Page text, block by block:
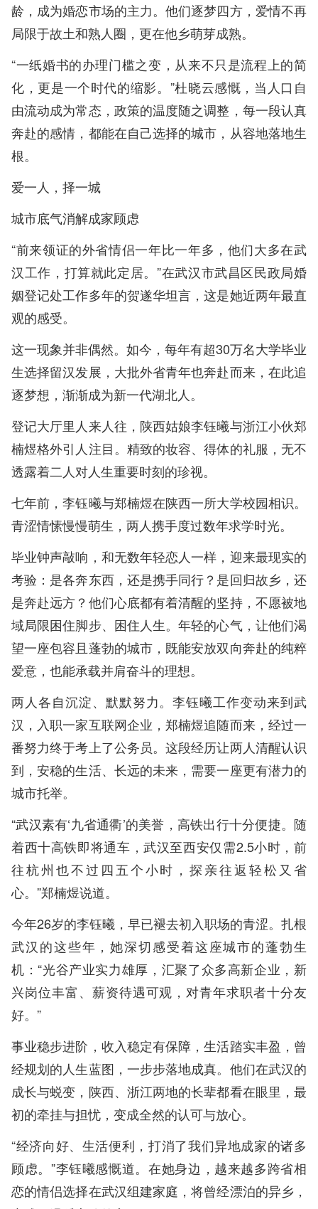
龄，成为婚恋市场的主力。他们逐梦四方，爱情不再
局限于故土和熟人圈，更在他乡萌芽成熟。
“一纸婚书的办理门槛之变，从来不只是流程上的简
化，更是一个时代的缩影。”杜晓云感慨，当人口自
由流动成为常态，政策的温度随之调整，每一段认真
奔赴的感情，都能在自己选择的城市，从容地落地生
根。
爱一人，择一城
城市底气消解成家顾虑
“前来领证的外省情侣一年比一年多，他们大多在武
汉工作，打算就此定居。”在武汉市武昌区民政局婚
姻登记处工作多年的贺遂华坦言，这是她近两年最直
观的感受。
这一现象并非偶然。如今，每年有超30万名大学毕业
生选择留汉发展，大批外省青年也奔赴而来，在此追
逐梦想，渐渐成为新一代湖北人。
登记大厅里人来人往，陕西姑娘李钰曦与浙江小伙郑
楠煜格外引人注目。精致的妆容、得体的礼服，无不
透露着二人对人生重要时刻的珍视。
七年前，李钰曦与郑楠煜在陕西一所大学校园相识。
青涩情愫慢慢萌生，两人携手度过数年求学时光。
毕业钟声敲响，和无数年轻恋人一样，迎来最现实的
考验：是各奔东西，还是携手同行？是回归故乡，还
是奔赴远方？他们心底都有着清醒的坚持，不愿被地
域局限困住脚步、困住人生。年轻的心气，让他们渴
望一座包容且蓬勃的城市，既能安放双向奔赴的纯粹
爱意，也能承载并肩奋斗的理想。
两人各自沉淀、默默努力。李钰曦工作变动来到武
汉，入职一家互联网企业，郑楠煜追随而来，经过一
番努力终于考上了公务员。这段经历让两人清醒认识
到，安稳的生活、长远的未来，需要一座更有潜力的
城市托举。
“武汉素有‘九省通衢’的美誉，高铁出行十分便捷。随
着西十高铁即将通车，武汉至西安仅需2.5小时，前
往杭州也不过四五个小时，探亲往返轻松又省
心。”郑楠煜说道。
今年26岁的李钰曦，早已褪去初入职场的青涩。扎根
武汉的这些年，她深切感受着这座城市的蓬勃生
机：“光谷产业实力雄厚，汇聚了众多高新企业，新
兴岗位丰富、薪资待遇可观，对青年求职者十分友
好。”
事业稳步进阶，收入稳定有保障，生活踏实丰盈，曾
经规划的人生蓝图，一步步落地成真。他们在武汉的
成长与蜕变，陕西、浙江两地的长辈都看在眼里，最
初的牵挂与担忧，变成全然的认可与放心。
“经济向好、生活便利，打消了我们异地成家的诸多
顾虑。”李钰曦感慨道。在她身边，越来越多跨省相
恋的情侣选择在武汉组建家庭，将曾经漂泊的异乡，